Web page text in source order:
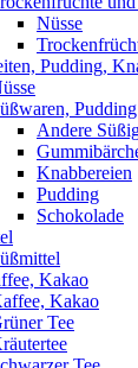
Nüsse
Pudding,
Pudding
Andere
Knabbereien
Pudding
Schokolade
Kakao
Kakao
Tee